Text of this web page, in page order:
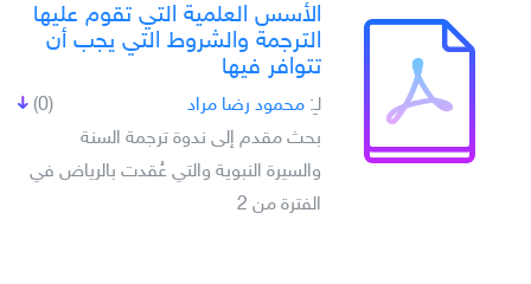
الأسس العلمية التي تقوم عليها
الترجمة والشروط التي يجب أن
تتوافر فيها
(0) لـِ: محمود رضا مراد
بحث مقدم إلى ندوة ترجمة السنة
والسيرة النبوية والتي عُقدت بالرياض في
الفترة من 2